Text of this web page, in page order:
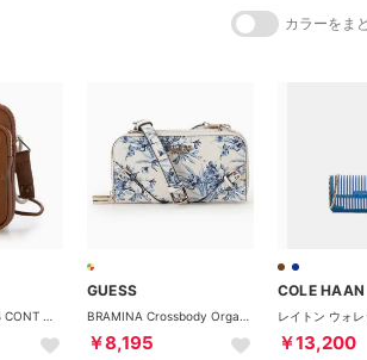
カラーをま
GUESS
￥8,195
COLE HAAN
￥13,200